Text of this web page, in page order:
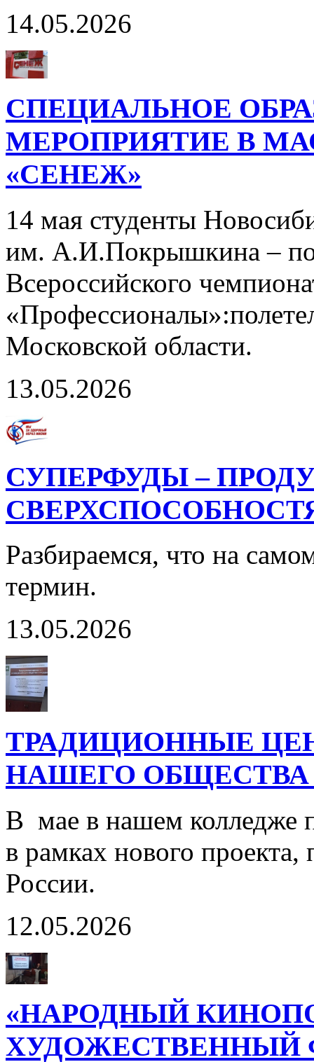
14.05.2026
СПЕЦИАЛЬНОЕ
МЕРОПРИЯТИЕ В
«СЕНЕЖ»
14 мая студенты
им. А.И.Покрышкина –
Всероссийского
Московской области.
13.05.2026
СУПЕРФУДЫ –
Разбираемся, что на
термин.
13.05.2026
ТРАДИЦИОННЫЕ
НАШЕГО ОБЩЕСТВА
В мае в нашем колледже
в рамках нового
России.
12.05.2026
«НАРОДНЫЙ